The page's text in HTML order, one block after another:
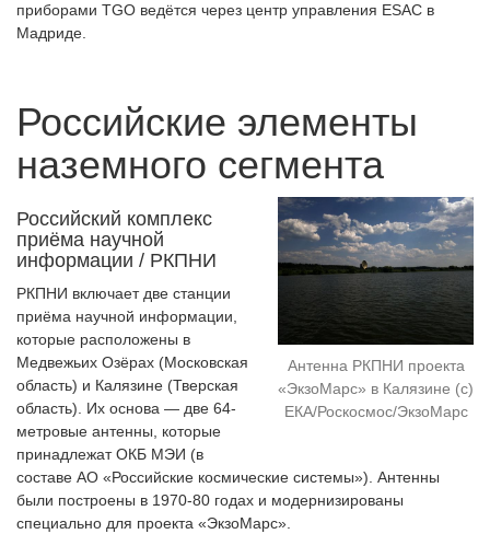
приборами TGO ведётся через центр управления ESAC в
Мадриде.
Российские элементы
наземного сегмента
Антенна РКПНИ проекта
«ЭкзоМарс» в Калязине (с)
ЕКА/Роскосмос/ЭкзоМарс
Российский комплекс
приёма научной
информации / РКПНИ
РКПНИ включает две станции
приёма научной информации,
которые расположены в
Медвежьих Озёрах (Московская
область) и Калязине (Тверская
область). Их основа — две 64-
метровые антенны, которые
принадлежат ОКБ МЭИ (в
составе АО «Российские космические системы»). Антенны
были построены в 1970-80 годах и модернизированы
специально для проекта «ЭкзоМарс».